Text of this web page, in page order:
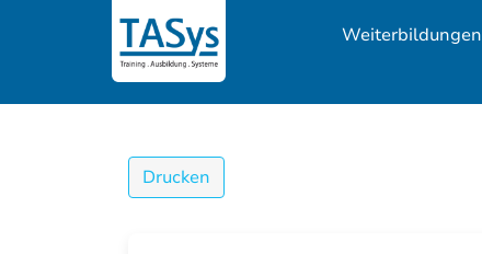
Weiterbildungen
Drucken